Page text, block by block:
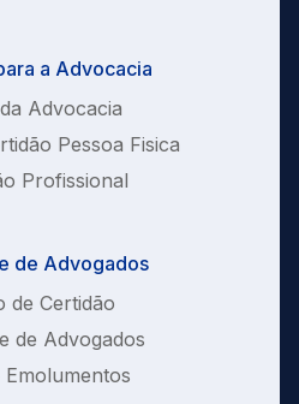
a Advocacia
Advocacia
Pessoa Fisica
Profissional
de Advogados
de Certidão
de Advogados
Emolumentos